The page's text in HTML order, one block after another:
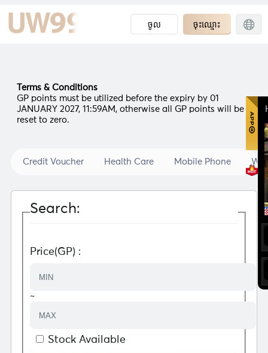
ចូល ចុះឈ្មោះ
Terms & Conditions
GP points must be utilized before the expiry by 01
JANUARY 2027, 11:59AM, otherwise all GP points will be
reset to zero.
Credit Voucher Health Care Mobile Phone
Search:
Price(GP) :
~
Stock Available